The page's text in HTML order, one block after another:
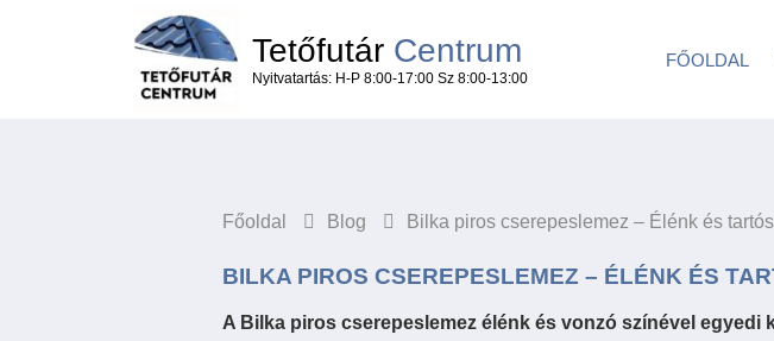
Tetőfutár Centrum
Nyitvatartás: H-P 8:00-17:00 Sz 8:00-13:00
FŐOLDAL
Főoldal Blog Bilka piros cserepeslemez – Élénk és
BILKA PIROS CSEREPESLEMEZ – ÉLÉNK ÉS
A Bilka piros cserepeslemez élénk és vonzó színével